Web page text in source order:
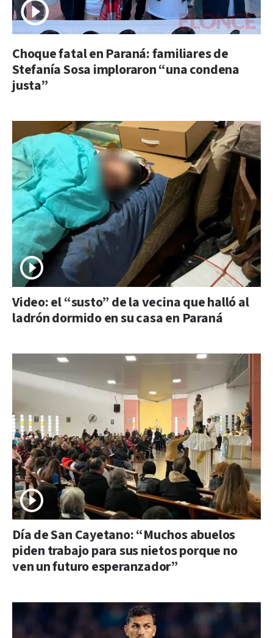
Choque fatal en Paraná: familiares de
Stefanía Sosa imploraron “una condena
justa”
Video: el “susto” de la vecina que halló al
ladrón dormido en su casa en Paraná
Día de San Cayetano: “Muchos abuelos
piden trabajo para sus nietos porque no
ven un futuro esperanzador”